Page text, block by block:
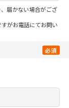
届かない場合がござ
がお電話にてお問い
必須